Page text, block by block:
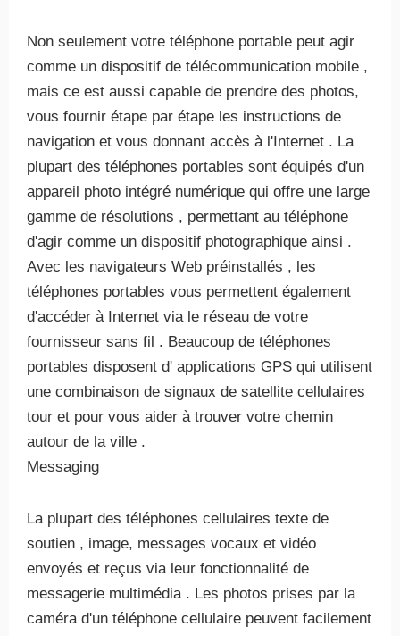
Non seulement votre téléphone portable peut agir
comme un dispositif de télécommunication mobile ,
mais ce est aussi capable de prendre des photos,
vous fournir étape par étape les instructions de
navigation et vous donnant accès à l'Internet . La
plupart des téléphones portables sont équipés d'un
appareil photo intégré numérique qui offre une large
gamme de résolutions , permettant au téléphone
d'agir comme un dispositif photographique ainsi .
Avec les navigateurs Web préinstallés , les
téléphones portables vous permettent également
d'accéder à Internet via le réseau de votre
fournisseur sans fil . Beaucoup de téléphones
portables disposent d' applications GPS qui utilisent
une combinaison de signaux de satellite cellulaires
tour et pour vous aider à trouver votre chemin
autour de la ville .
Messaging
La plupart des téléphones cellulaires texte de
soutien , image, messages vocaux et vidéo
envoyés et reçus via leur fonctionnalité de
messagerie multimédia . Les photos prises par la
caméra d'un téléphone cellulaire peuvent facilement